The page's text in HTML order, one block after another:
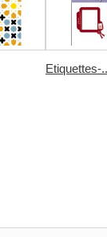
Etiquettes-